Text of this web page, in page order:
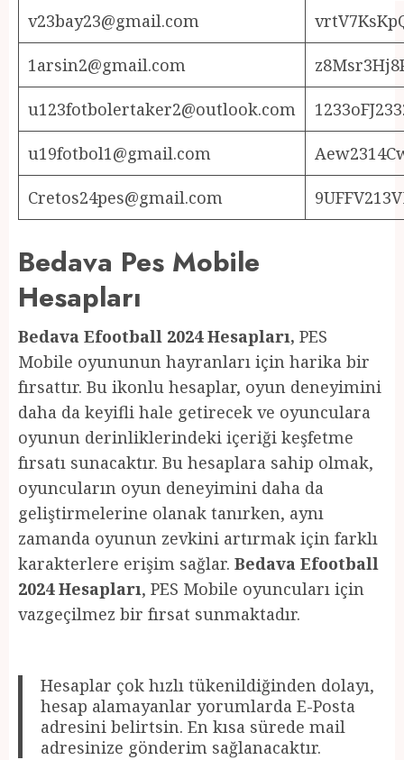
v23bay23@gmail.com
1arsin2@gmail.com
u123fotbolertaker2@outlook.com
u19fotbol1@gmail.com
Cretos24pes@gmail.com
Bedava Pes Mobile
Hesapları
Bedava Efootball 2024 Hesapları, PES
Mobile oyununun hayranları için harika bir
fırsattır. Bu ikonlu hesaplar, oyun deneyimini
daha da keyifli hale getirecek ve oyunculara
oyunun derinliklerindeki içeriği keşfetme
fırsatı sunacaktır. Bu hesaplara sahip olmak,
oyuncuların oyun deneyimini daha da
geliştirmelerine olanak tanırken, aynı
zamanda oyunun zevkini artırmak için farklı
karakterlere erişim sağlar. Bedava Efootball
2024 Hesapları, PES Mobile oyuncuları için
vazgeçilmez bir fırsat sunmaktadır.
Hesaplar çok hızlı tükenildiğinden dolayı,
hesap alamayanlar yorumlarda E-Posta
adresini belirtsin. En kısa sürede mail
adresinize gönderim sağlanacaktır.